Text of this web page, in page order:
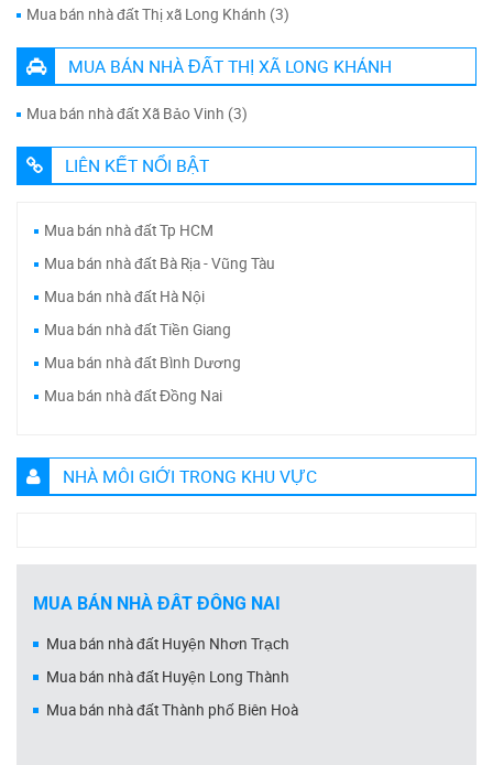
Mua bán nhà đất Thị xã Long Khánh (3)
MUA BÁN NHÀ ĐẤT THỊ XÃ LONG KHÁNH
Mua bán nhà đất Xã Bảo Vinh (3)
LIÊN KẾT NỔI BẬT
Mua bán nhà đất Tp HCM
Mua bán nhà đất Bà Rịa - Vũng Tàu
Mua bán nhà đất Hà Nội
Mua bán nhà đất Tiền Giang
Mua bán nhà đất Bình Dương
Mua bán nhà đất Đồng Nai
NHÀ MÔI GIỚI TRONG KHU VỰC
MUA BÁN NHÀ ĐẤT ĐỒNG NAI
Mua bán nhà đất Huyện Nhơn Trạch
Mua bán nhà đất Huyện Long Thành
Mua bán nhà đất Thành phố Biên Hoà